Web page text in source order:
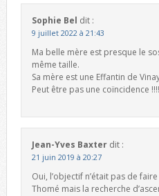
Sophie Bel dit :
9 juillet 2022 à 21:43
Ma belle mère est presque le
même taille.
Sa mère est une Effantin de
Peut être pas une coïncidence
Jean-Yves Baxter dit :
21 juin 2019 à 20:27
Oui, l’objectif n’était pas de
Thomé mais la recherche